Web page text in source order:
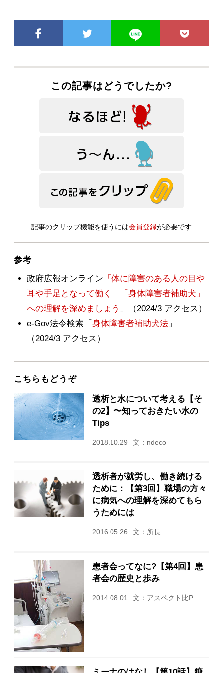
この記事はどうでしたか?
記事のクリップ機能を使うには会員登録が必要です
参考
政府広報オンライン 「体に障害のある人の目や
耳や手足となって働く 「身体障害者補助犬」
への理解を深めましょう 」（2024/3 アクセス）
e-Gov法令検索「 身体障害者補助犬法」
（2024/3 アクセス）
こちらもどうぞ
透析と水について考える【そ
の2】〜知っておきたい水の
Tips
2018.10.29 文：ndeco
透析者が就労し、働き続ける
ために：【第3回】職場の方々
に病気への理解を深めてもら
うためには
2016.05.26 文：所長
患者会ってなに?【第4回】患
者会の歴史と歩み
2014.08.01 文：アスペクト比P